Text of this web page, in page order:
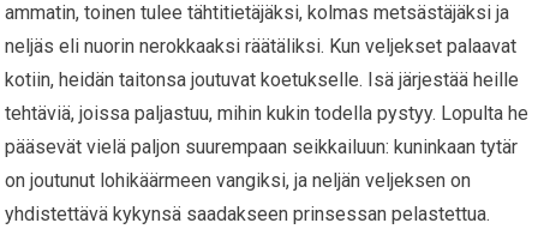
ammatin, toinen tulee tähtitietäjäksi, kolmas metsästäjäksi ja
neljäs eli nuorin nerokkaaksi räätäliksi. Kun veljekset palaavat
kotiin, heidän taitonsa joutuvat koetukselle. Isä järjestää heille
tehtäviä, joissa paljastuu, mihin kukin todella pystyy. Lopulta he
pääsevät vielä paljon suurempaan seikkailuun: kuninkaan tytär
on joutunut lohikäärmeen vangiksi, ja neljän veljeksen on
yhdistettävä kykynsä saadakseen prinsessan pelastettua.